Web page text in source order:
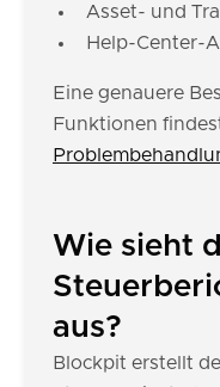
Asset- und
Help-Center-
Eine genauere
Funktionen
Wie sieht
aus?
Blockpit erstellt